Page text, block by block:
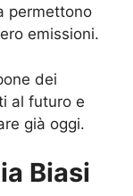
permettono
emissioni.
dei
al futuro e
già oggi.
Biasi